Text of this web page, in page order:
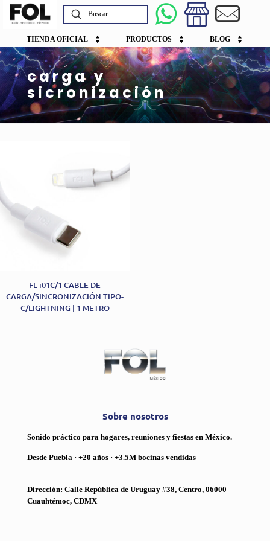
TIENDA OFICIAL PRODUCTOS BLOG
carga y
sicronización
FL-i01C/1 CABLE DE
CARGA/SINCRONIZACIÓN TIPO-
C/LIGHTNING | 1 METRO
Sobre nosotros
Sonido práctico para hogares, reuniones y fiestas en México.
Desde Puebla · +20 años · +3.5M bocinas vendidas
Dirección: Calle República de Uruguay #38, Centro, 06000
Cuauhtémoc, CDMX